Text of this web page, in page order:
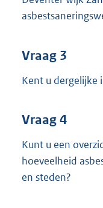
Vraag 3
Kent u dergelijke
Vraag 4
Kunt u een
hoeveelheid
en steden?